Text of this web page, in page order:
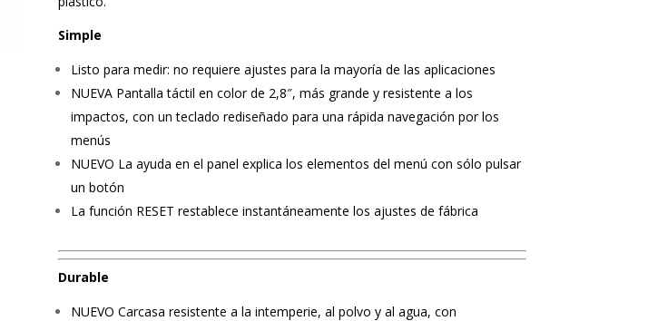
Simple
Listo para medir: no requiere ajustes para la mayoría de las aplicaciones
NUEVA Pantalla táctil en color de 2,8″, más grande y resistente a los
impactos, con un teclado rediseñado para una rápida navegación por los
menús
NUEVO La ayuda en el panel explica los elementos del menú con sólo pulsar
un botón
La función RESET restablece instantáneamente los ajustes de fábrica
Durable
NUEVO Carcasa resistente a la intemperie, al polvo y al agua, con